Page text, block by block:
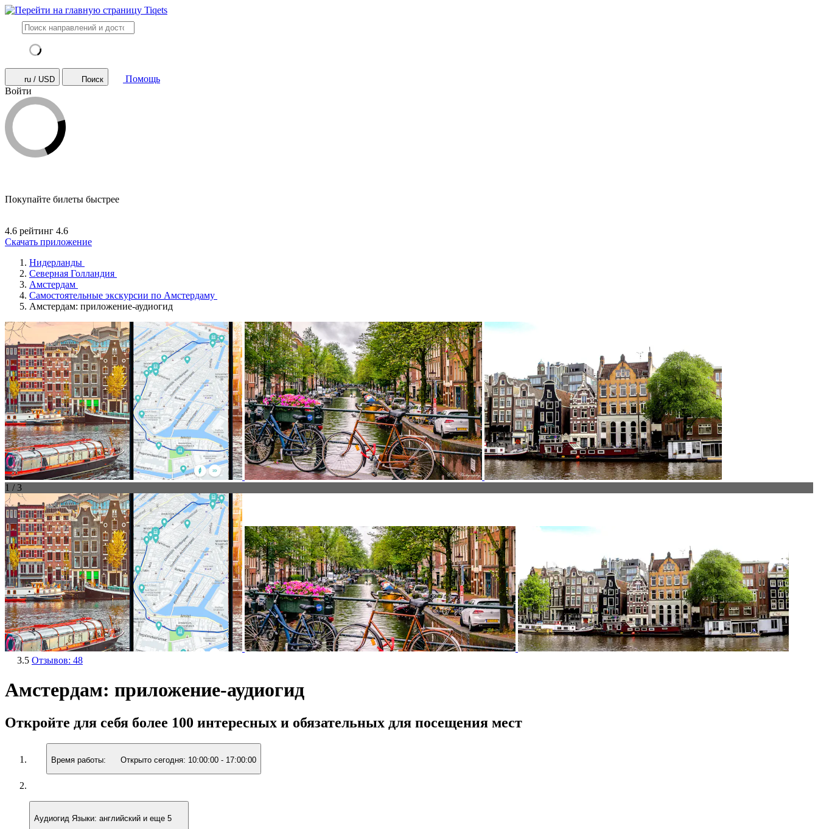
ru / USD Поиск
Помощь
Войти
Покупайте билеты быстрее
4.6 рейтинг 4.6
Скачать приложение
Нидерланды
Северная Голландия
Амстердам
Самостоятельные экскурсии по Амстердаму
Амстердам: приложение-аудиогид
1 / 3
3.5 Отзывов: 48
Амстердам: приложение-аудиогид
Откройте для себя более 100 интересных и обязательных для посещения мест
Время работы: Открыто сегодня: 10:00:00 - 17:00:00
Аудиогид Языки: английский и еще 5